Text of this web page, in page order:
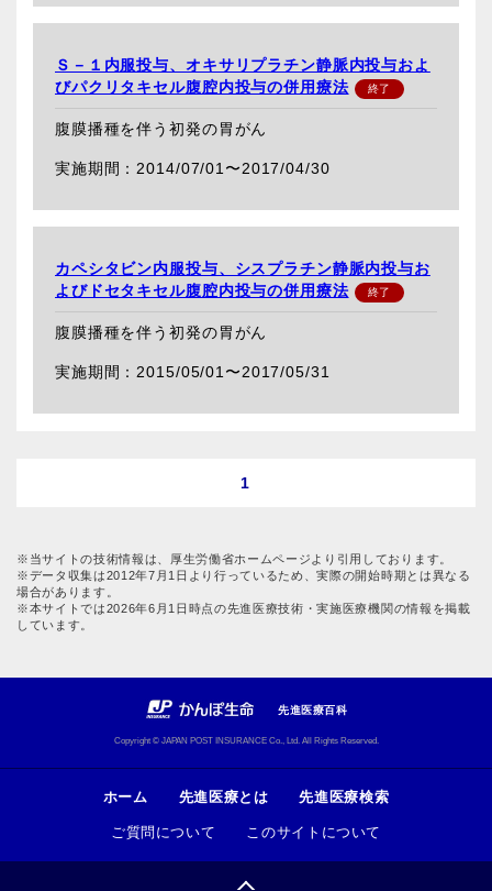
Ｓ－１内服投与、オキサリプラチン静脈内投与およ
びパクリタキセル腹腔内投与の併用療法
腹膜播種を伴う初発の胃がん
2014/07/01〜2017/04/30
カペシタビン内服投与、シスプラチン静脈内投与お
よびドセタキセル腹腔内投与の併用療法
腹膜播種を伴う初発の胃がん
2015/05/01〜2017/05/31
1
※当サイトの技術情報は、厚生労働省ホームページより引用しております。
※データ収集は2012年7月1日より行っているため、実際の開始時期とは異なる
場合があります。
※本サイトでは2026年6月1日時点の先進医療技術・実施医療機関の情報を掲載
しています。
先進医療百科
Copyright © JAPAN POST INSURANCE Co., Ltd. All Rights Reserved.
ホーム 先進医療とは 先進医療検索
ご質問について このサイトについて